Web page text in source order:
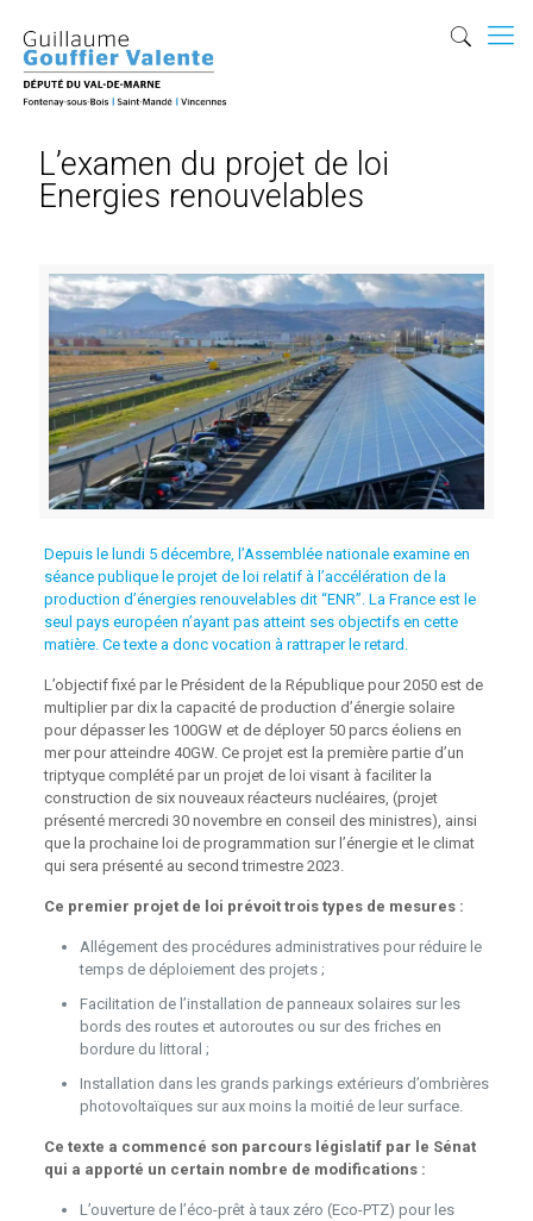
L’examen du projet de loi
Energies renouvelables
Depuis le lundi 5 décembre, l’Assemblée nationale examine en
séance publique le projet de loi relatif à l’accélération de la
production d’énergies renouvelables dit “ENR”. La France est le
seul pays européen n’ayant pas atteint ses objectifs en cette
matière. Ce texte a donc vocation à rattraper le retard.
L’objectif fixé par le Président de la République pour 2050 est de
multiplier par dix la capacité de production d’énergie solaire
pour dépasser les 100GW et de déployer 50 parcs éoliens en
mer pour atteindre 40GW. Ce projet est la première partie d’un
triptyque complété par un projet de loi visant à faciliter la
construction de six nouveaux réacteurs nucléaires, (projet
présenté mercredi 30 novembre en conseil des ministres), ainsi
que la prochaine loi de programmation sur l’énergie et le climat
qui sera présenté au second trimestre 2023.
Ce premier projet de loi prévoit trois types de mesures :
Allégement des procédures administratives pour réduire le
temps de déploiement des projets ;
Facilitation de l’installation de panneaux solaires sur les
bords des routes et autoroutes ou sur des friches en
bordure du littoral ;
Installation dans les grands parkings extérieurs d’ombrières
photovoltaïques sur aux moins la moitié de leur surface.
Ce texte a commencé son parcours législatif par le Sénat
qui a apporté un certain nombre de modifications :
L’ouverture de l’éco-prêt à taux zéro (Eco-PTZ) pour les